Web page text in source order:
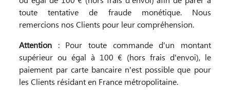
toute tentative de fraude monétique. Nous
remercions nos Clients pour leur compréhension.
Attention : Pour toute commande d'un montant
supérieur ou égal à 100 € (hors frais d'envoi), le
paiement par carte bancaire n'est possible que pour
les Clients résidant en France métropolitaine.